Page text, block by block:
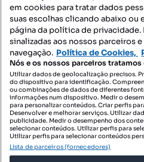
Restaurante na Guia,
Guia, Albufeira, Faro
Preço por metro quadrado
217 m²
CityHOME
Profissional
em cookies para tratar dados
suas escolhas clicando abaixo ou
página da política de privacidade.
sinalizadas aos nossos parceiros
navegação. Política de Cookies,
Nós e os nossos parceiros
Utilizar dados de geolocalização precisos.
do dispositivo para identificação.
ou combinações de dados de diferentes
informações num dispositivo. Medir o
para personalizar conteúdos. Criar perfis
Desenvolver e melhorar serviços. Utilizar
publicidade. Medir o desempenho dos
selecionar conteúdos. Utilizar perfis para
Utilizar perfis para selecionar conteúdos
Lista de parceiros (fornecedores)